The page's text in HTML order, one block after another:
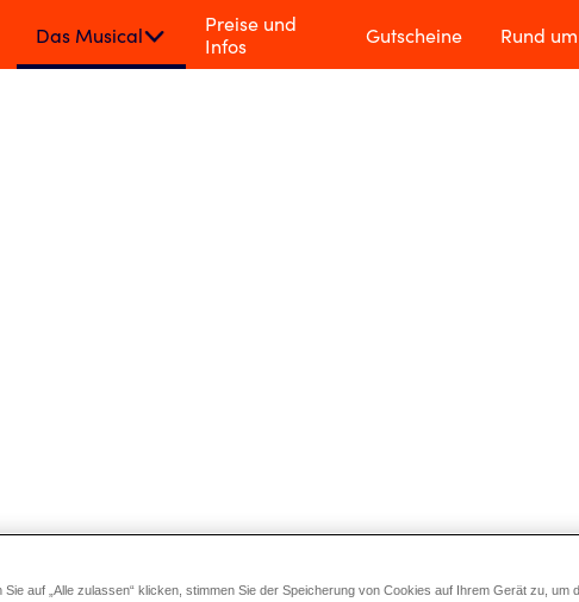
HERCULES
Das Musical
Preise und
Infos
Gutscheine Rund
Sie auf „Alle zulassen“ klicken, stimmen Sie der Speicherung von Cookies auf Ihrem Gerät zu, um